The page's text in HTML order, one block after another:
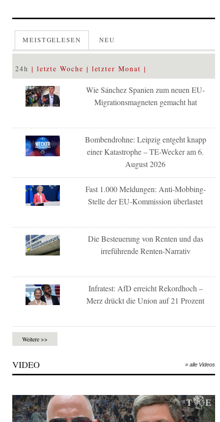
MEISTGELESEN NEU
24h letzte Woche letzter Monat
Wie Sánchez Spanien zum neuen EU-
Migrationsmagneten gemacht hat
Bombendrohne: Leipzig entgeht knapp
einer Katastrophe – TE-Wecker am 6.
August 2026
Fast 1.000 Meldungen: Anti-Mobbing-
Stelle der EU-Kommission überlastet
Die Besteuerung von Renten und das
irreführende Renten-Narrativ
Infratest: AfD erreicht Rekordhoch –
Merz drückt die Union auf 21 Prozent
Weitere >>
VIDEO » alle Videos